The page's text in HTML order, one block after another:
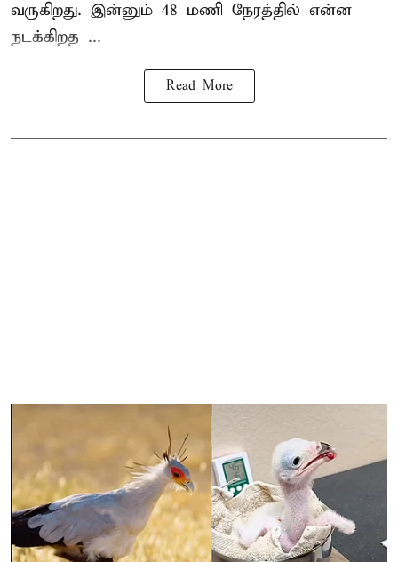
வருகிறது. இன்னும் 48 மணி நேரத்தில் என்ன
நடக்கிறத ...
Read More